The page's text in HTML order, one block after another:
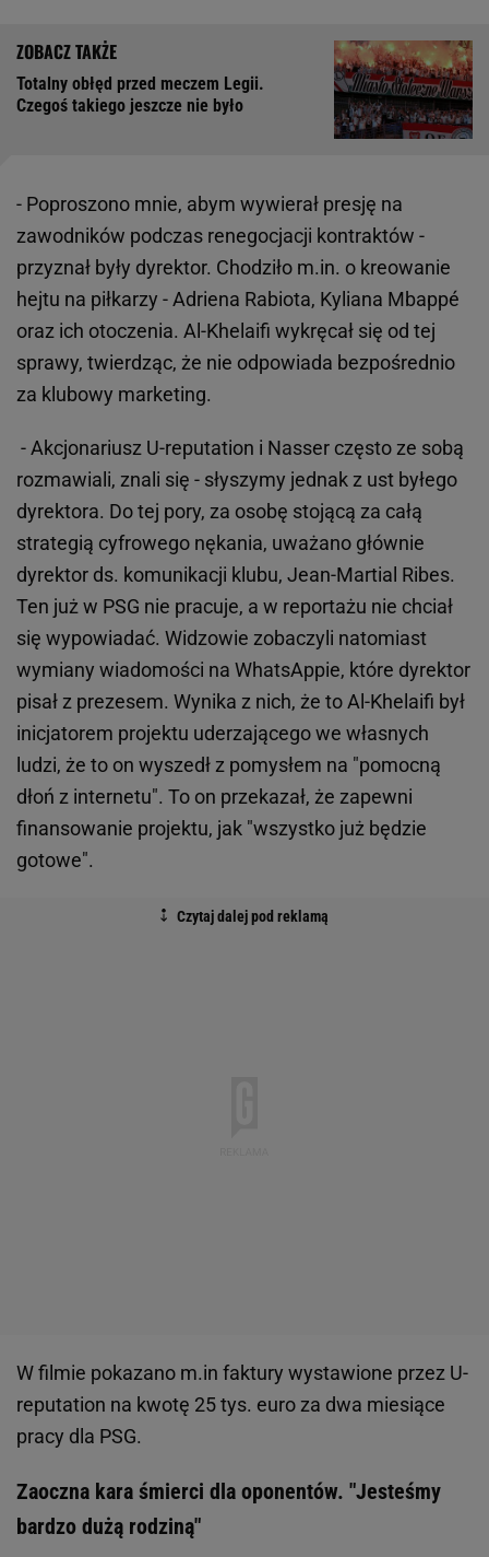
Totalny obłęd przed meczem Legii.
Czegoś takiego jeszcze nie było
- Poproszono mnie, abym wywierał presję na
zawodników podczas renegocjacji kontraktów -
przyznał były dyrektor. Chodziło m.in. o kreowanie
hejtu na piłkarzy - Adriena Rabiota, Kyliana Mbappé
oraz ich otoczenia. Al-Khelaifi wykręcał się od tej
sprawy, twierdząc, że nie odpowiada bezpośrednio
za klubowy marketing.
- Akcjonariusz U-reputation i Nasser często ze sobą
rozmawiali, znali się - słyszymy jednak z ust byłego
dyrektora. Do tej pory, za osobę stojącą za całą
strategią cyfrowego nękania, uważano głównie
dyrektor ds. komunikacji klubu, Jean-Martial Ribes.
Ten już w PSG nie pracuje, a w reportażu nie chciał
się wypowiadać. Widzowie zobaczyli natomiast
wymiany wiadomości na WhatsAppie, które dyrektor
pisał z prezesem. Wynika z nich, że to Al-Khelaifi był
inicjatorem projektu uderzającego we własnych
ludzi, że to on wyszedł z pomysłem na "pomocną
dłoń z internetu". To on przekazał, że zapewni
finansowanie projektu, jak "wszystko już będzie
gotowe".
W filmie pokazano m.in faktury wystawione przez U-
reputation na kwotę 25 tys. euro za dwa miesiące
pracy dla PSG.
Zaoczna kara śmierci dla oponentów. "Jesteśmy
bardzo dużą rodziną"